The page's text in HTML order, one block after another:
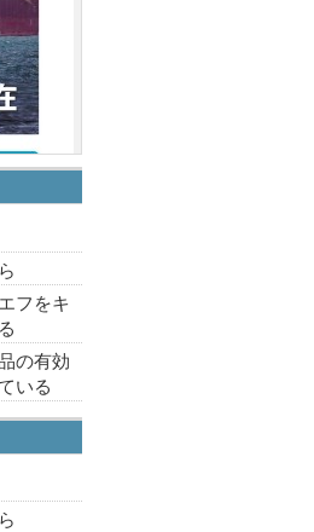
フをキ
の有効
いる